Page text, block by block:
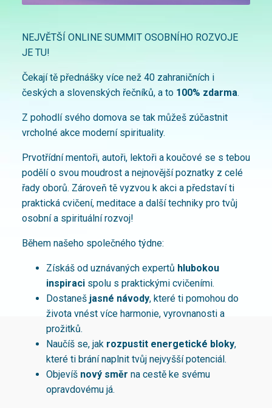
NEJVĚTŠÍ ONLINE SUMMIT OSOBNÍHO ROZVOJE
JE TU!
Čekají tě přednášky více než 40 zahraničních i
českých a slovenských řečníků, a to 100% zdarma.
Z pohodlí svého domova se tak můžeš zúčastnit
vrcholné akce moderní spirituality.
Prvotřídní mentoři, autoři, lektoři a koučové se s tebou
podělí o svou moudrost a nejnovější poznatky z celé
řady oborů. Zároveň tě vyzvou k akci a představí ti
praktická cvičení, meditace a další techniky pro tvůj
osobní a spirituální rozvoj!
Během našeho společného týdne:
Získáš od uznávaných expertů hlubokou
inspiraci spolu s praktickými cvičeními.
Dostaneš jasné návody, které ti pomohou do
života vnést více harmonie, vyrovnanosti a
prožitků.
Naučíš se, jak rozpustit energetické bloky,
které ti brání naplnit tvůj nejvyšší potenciál.
Objevíš nový směr na cestě ke svému
opravdovému já.